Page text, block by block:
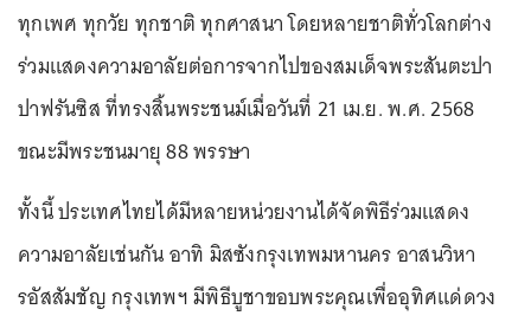
ทุกเพศ ทุกวัย ทุกชาติ ทุกศาสนา โดยหลายชาติทั่วโลกต่าง
ร่วมแสดงความอาลัยต่อการจากไปของสมเด็จพระสันตะปา
ปาฟรันซิส ที่ทรงสิ้นพระชนม์เมื่อวันที่ 21 เม.ย. พ.ศ. 2568
ขณะมีพระชนมายุ 88 พรรษา
ทั้งนี้ ประเทศไทยได้มีหลายหน่วยงานได้จัดพิธีร่วมแสดง
ความอาลัยเช่นกัน อาทิ มิสซังกรุงเทพมหานคร อาสนวิหา
รอัสสัมชัญ กรุงเทพฯ มีพิธีบูชาขอบพระคุณเพื่ออุทิศแด่ดวง